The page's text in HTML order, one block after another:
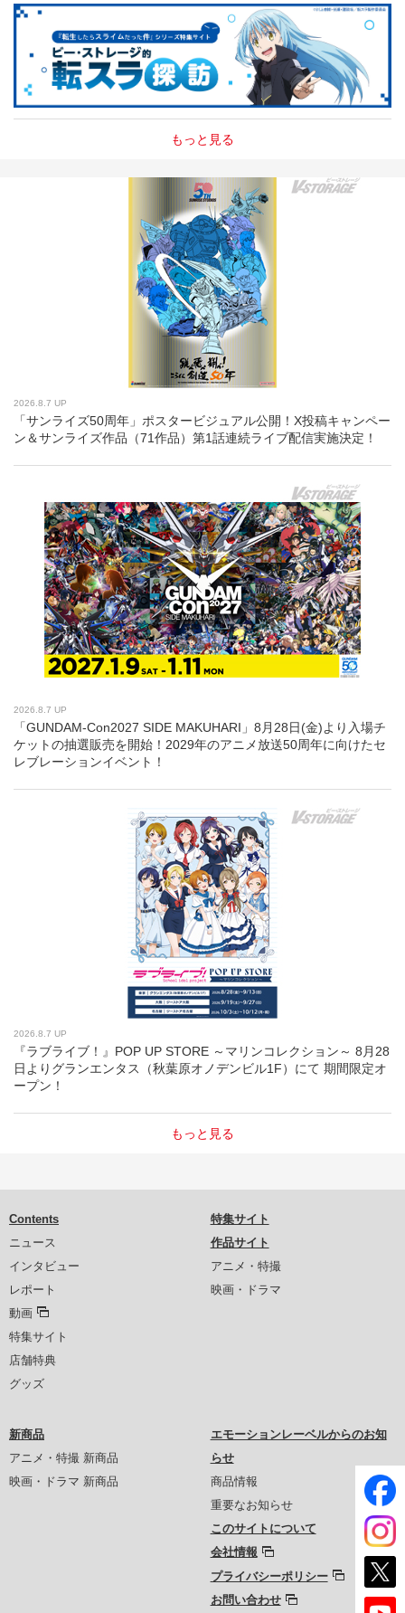
もっと見る
2026.8.7 UP
「サンライズ50周年」ポスタービジュアル公開！X投稿キャンペー
ン＆サンライズ作品（71作品）第1話連続ライブ配信実施決定！
2026.8.7 UP
「GUNDAM-Con2027 SIDE MAKUHARI」8月28日(金)より入場チ
ケットの抽選販売を開始！2029年のアニメ放送50周年に向けたセ
レブレーションイベント！
2026.8.7 UP
『ラブライブ！』POP UP STORE ～マリンコレクション～ 8月28
日よりグランエンタス（秋葉原オノデンビル1F）にて 期間限定オ
ープン！
もっと見る
Contents
ニュース
インタビュー
レポート
動画
特集サイト
店舗特典
グッズ
特集サイト
作品サイト
アニメ・特撮
映画・ドラマ
新商品
アニメ・特撮 新商品
映画・ドラマ 新商品
エモーションレーベルからのお知
らせ
商品情報
重要なお知らせ
このサイトについて
会社情報
プライバシーポリシー
お問い合わせ